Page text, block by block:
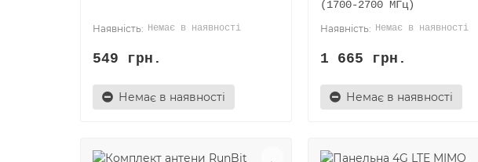
Немає в наявності
549 грн.
Немає в наявності
(1700-2700 МГц)
Немає в наявності
1 665 грн.
Немає в наявності